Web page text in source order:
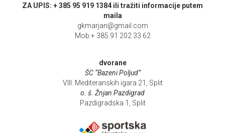
ZA UPIS: + 385 95 919 1384 ili tražiti informacije putem
maila
gkmarjan@gmail.com
Mob:+ 385 91 202 33 62
dvorane
ŠC “Bazeni Poljud”
VIII. Mediteranskih igara 21, Split
o. š. Žnjan Pazdigrad
Pazdigradska 1, Split